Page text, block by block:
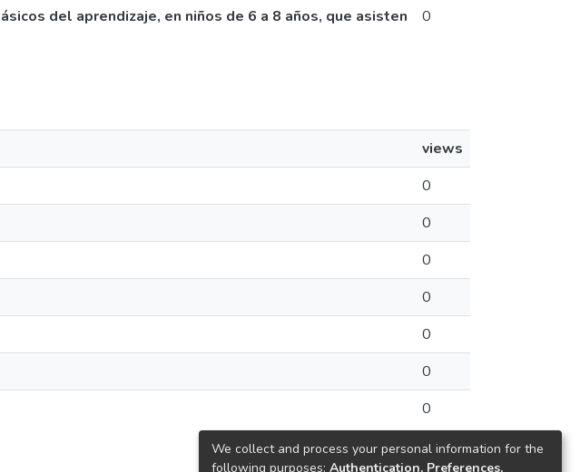
del aprendizaje, en niños de 6 a 8 años, que asisten
0
views
0
0
0
0
0
0
0
We collect and process your personal information for the
following purposes: Authentication, Preferences,